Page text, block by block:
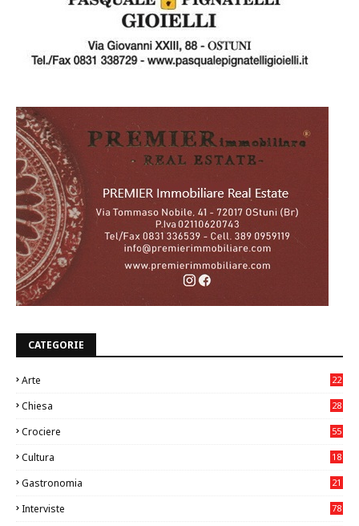
CATEGORIE
Arte
22
Chiesa
28
Crociere 55
Cultura
18
Gastronomia
21
Interviste 78